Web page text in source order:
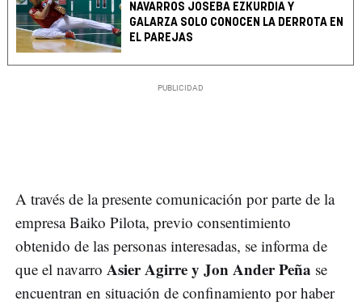
NAVARROS JOSEBA EZKURDIA Y
GALARZA SOLO CONOCEN LA DERROTA EN
EL PAREJAS
A través de la presente comunicación por parte de la
empresa Baiko Pilota, previo consentimiento
obtenido de las personas interesadas, se informa de
que el navarro Asier Agirre y Jon Ander Peña se
encuentran en situación de confinamiento por haber